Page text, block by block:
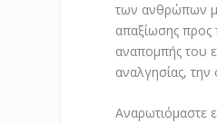
των ανθρώπων
απαξίωσης προς
αναπομπής του
αναλγησίας, την
Αναρωτιόμαστε